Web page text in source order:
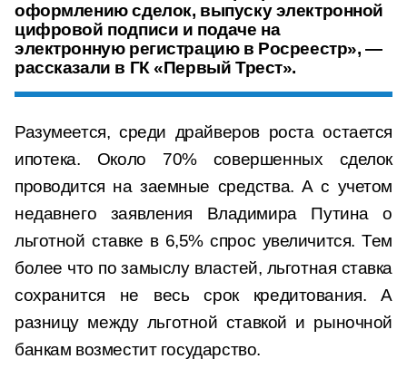
оформлению сделок, выпуску электронной
цифровой подписи и подаче на
электронную регистрацию в Росреестр», —
рассказали в ГК «Первый Трест».
Разумеется, среди драйверов роста остается
ипотека. Около 70% совершенных сделок
проводится на заемные средства. А с учетом
недавнего заявления Владимира Путина о
льготной ставке в 6,5% спрос увеличится. Тем
более что по замыслу властей, льготная ставка
сохранится не весь срок кредитования. А
разницу между льготной ставкой и рыночной
банкам возместит государство.